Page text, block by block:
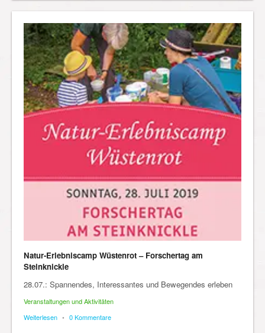
Natur-Erlebniscamp Wüstenrot – Forschertag am
Steinknickle
28.07.: Spannendes, Interessantes und Bewegendes erleben
Veranstaltungen und Aktivitäten
Weiterlesen • 0 Kommentare